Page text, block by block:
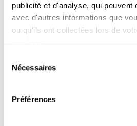
publicité et d'analyse, qui peuvent
avec d'autres informations que
ou qu'ils ont collectées lors de
Nécessaires
Préférences